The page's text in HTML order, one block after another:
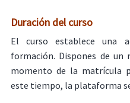
Duración del curso
El curso establece una
formación. Dispones de un
momento de la matrícula
este tiempo, la plataforma